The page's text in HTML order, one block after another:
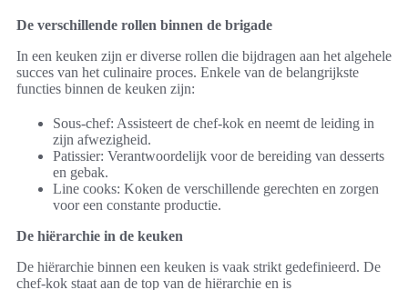
De verschillende rollen binnen de brigade
In een keuken zijn er diverse rollen die bijdragen aan het algehele
succes van het culinaire proces. Enkele van de belangrijkste
functies binnen de keuken zijn:
Sous-chef: Assisteert de chef-kok en neemt de leiding in
zijn afwezigheid.
Patissier: Verantwoordelijk voor de bereiding van desserts
en gebak.
Line cooks: Koken de verschillende gerechten en zorgen
voor een constante productie.
De hiërarchie in de keuken
De hiërarchie binnen een keuken is vaak strikt gedefinieerd. De
chef-kok staat aan de top van de hiërarchie en is